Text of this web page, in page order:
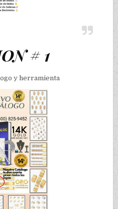
# 1
y herramienta